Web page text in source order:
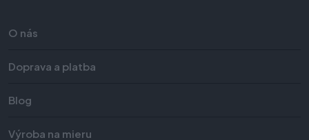
O nás
Doprava a platba
Blog
Výroba na mieru